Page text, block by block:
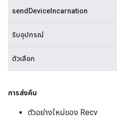
sendDeviceIncarnation
รับอุปกรณ์
ตัวเลือก
การส่งคืน
ตัวอย่างใหม่ของ Recv